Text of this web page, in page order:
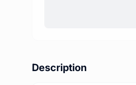
Description